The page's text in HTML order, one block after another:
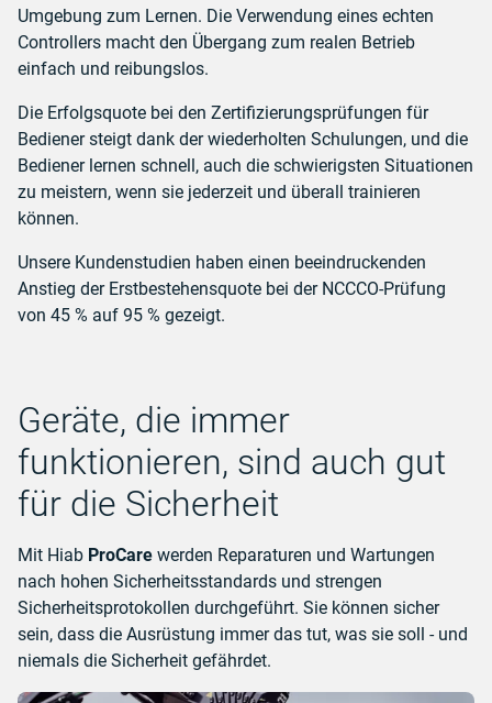
Umgebung zum Lernen. Die Verwendung eines echten
Controllers macht den Übergang zum realen Betrieb
einfach und reibungslos.
Die Erfolgsquote bei den Zertifizierungsprüfungen für
Bediener steigt dank der wiederholten Schulungen, und die
Bediener lernen schnell, auch die schwierigsten Situationen
zu meistern, wenn sie jederzeit und überall trainieren
können.
Unsere Kundenstudien haben einen beeindruckenden
Anstieg der Erstbestehensquote bei der NCCCO-Prüfung
von 45 % auf 95 % gezeigt.
Geräte, die immer
funktionieren, sind auch gut
für die Sicherheit
Mit Hiab ProCare werden Reparaturen und Wartungen
nach hohen Sicherheitsstandards und strengen
Sicherheitsprotokollen durchgeführt. Sie können sicher
sein, dass die Ausrüstung immer das tut, was sie soll - und
niemals die Sicherheit gefährdet.